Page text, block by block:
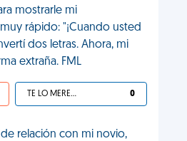
mostrarle mi
rápido: "¡Cuando usted
dos letras. Ahora, mi
extraña. FML
TE LO MERECES 0
relación con mi novio,